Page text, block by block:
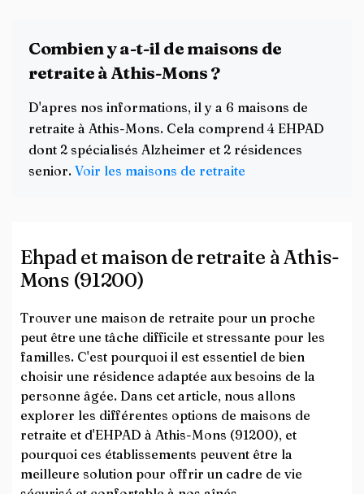
Combien y a-t-il de maisons de
retraite à Athis-Mons ?
D'apres nos informations, il y a 6 maisons de
retraite à Athis-Mons. Cela comprend 4 EHPAD
dont 2 spécialisés Alzheimer et 2 résidences
senior. Voir les maisons de retraite
Ehpad et maison de retraite à Athis-
Mons (91200)
Trouver une maison de retraite pour un proche
peut être une tâche difficile et stressante pour les
familles. C'est pourquoi il est essentiel de bien
choisir une résidence adaptée aux besoins de la
personne âgée. Dans cet article, nous allons
explorer les différentes options de maisons de
retraite et d'EHPAD à Athis-Mons (91200), et
pourquoi ces établissements peuvent être la
meilleure solution pour offrir un cadre de vie